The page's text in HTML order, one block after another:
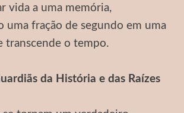
vida a uma memória,
uma fração de segundo em uma
transcende o tempo.
da História e das Raízes